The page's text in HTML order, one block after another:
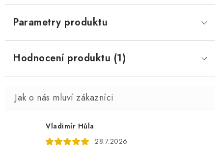
Parametry produktu
Hodnocení produktu (1)
Vladimír Hůla
28.7.2026